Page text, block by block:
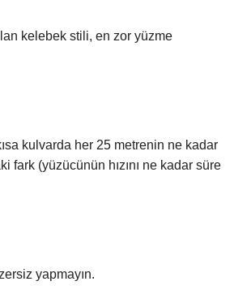
kelebek stili, en zor yüzme
kulvarda her 25 metrenin ne kadar
(yüzücünün hızını ne kadar süre
yapmayın.